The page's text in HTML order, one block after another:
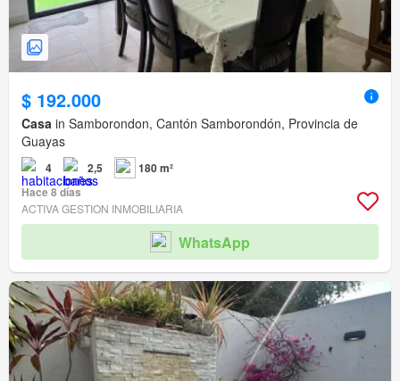
$ 192.000
Casa in Samborondon, Cantón Samborondón, Provincia de
Guayas
4 2,5
180 m²
Hace 8 días
ACTIVA GESTION INMOBILIARIA
WhatsApp